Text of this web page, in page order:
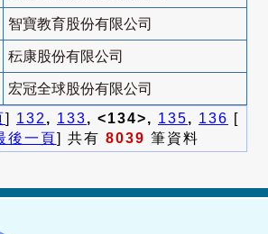
智寶教育股份有限公司
秐康股份有限公司
宏冠全球股份有限公司
] 132 , 133, <134>, 135, 136 [
後一頁] 共有 8039 筆資料